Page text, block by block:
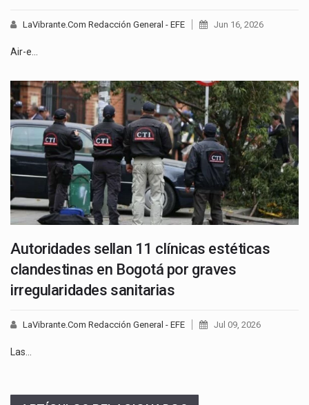
LaVibrante.Com Redacción General - EFE Jun 16, 2026
Air-e…
Autoridades sellan 11 clínicas estéticas
clandestinas en Bogotá por graves
irregularidades sanitarias
LaVibrante.Com Redacción General - EFE Jul 09, 2026
Las…